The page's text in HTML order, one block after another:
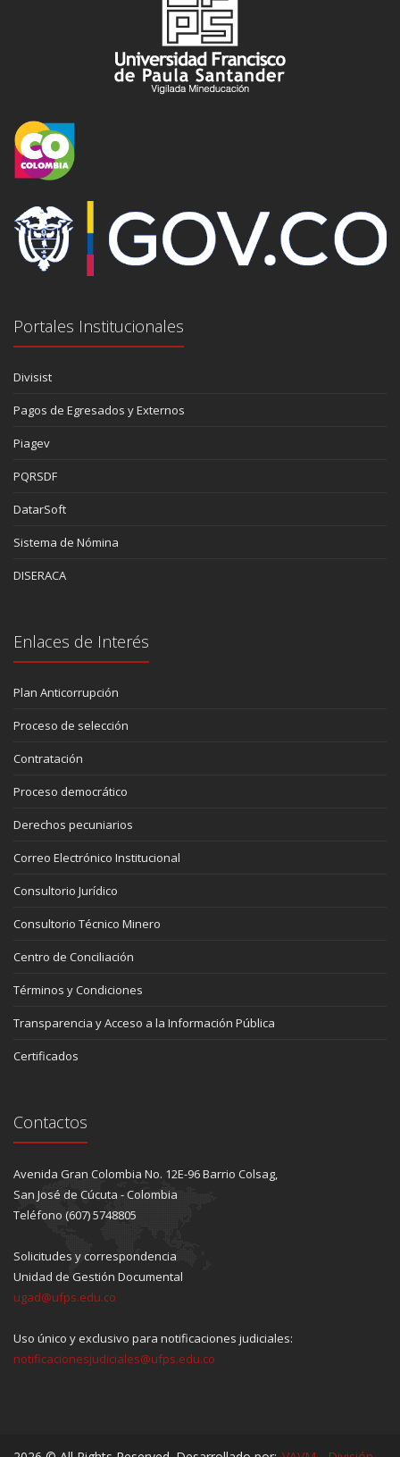
Portales Institucionales
Divisist
Pagos de Egresados y Externos
Piagev
PQRSDF
DatarSoft
Sistema de Nómina
DISERACA
Enlaces de Interés
Plan Anticorrupción
Proceso de selección
Contratación
Proceso democrático
Derechos pecuniarios
Correo Electrónico Institucional
Consultorio Jurídico
Consultorio Técnico Minero
Centro de Conciliación
Términos y Condiciones
Transparencia y Acceso a la Información Pública
Certificados
Contactos
Avenida Gran Colombia No. 12E-96 Barrio Colsag,
San José de Cúcuta - Colombia
Teléfono (607) 5748805
Solicitudes y correspondencia
Unidad de Gestión Documental
ugad@ufps.edu.co
Uso único y exclusivo para notificaciones judiciales:
notificacionesjudiciales@ufps.edu.co